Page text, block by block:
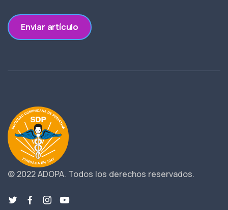
Enviar artículo
© 2022 ADOPA. Todos los derechos reservados.